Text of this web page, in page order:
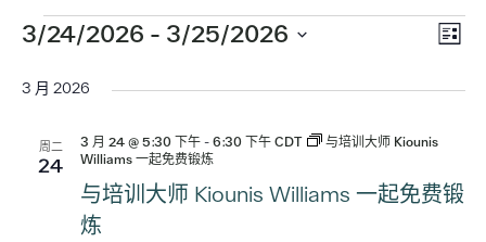
活
动
视
图
导
航
活
导
列
3/24/2026 - 3/25/2026
择
3 月 2026
周二
24
与培训大师 Kiounis Williams 一起免费锻
炼
3 月 24 @ 5:30 下午-6:30 下午 CDT
与培训大师 Kiounis
Williams 一起免费锻炼